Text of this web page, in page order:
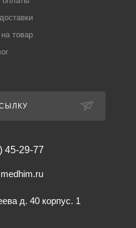
на товар
45-29-77
д. 40 корпус. 1